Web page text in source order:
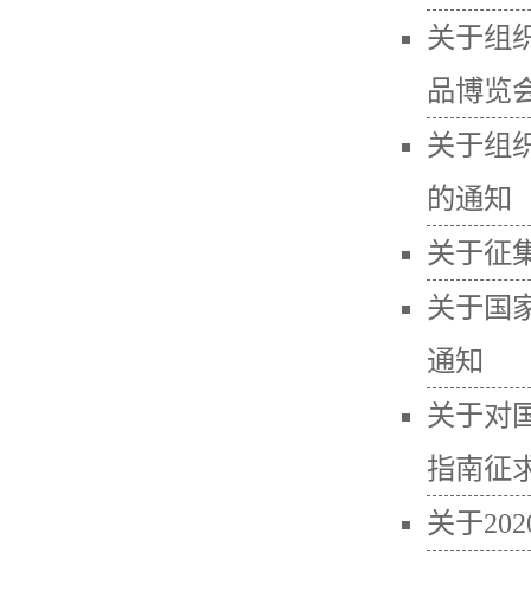
关于组
品博览
关于组
的通知
关于征
关于国
通知
关于对
指南征
关于